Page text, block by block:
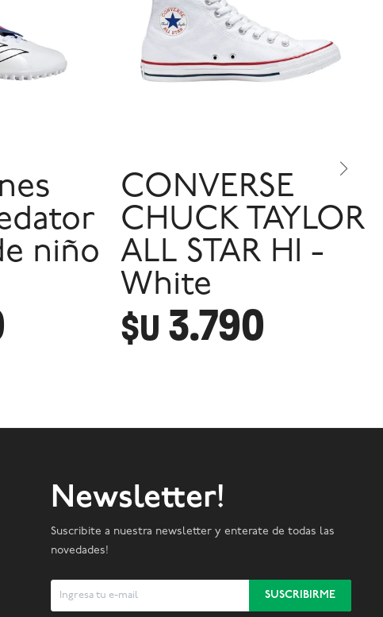
niño
CONVERSE
CHUCK TAYLOR
ALL STAR HI -
White
$U 3.790
Newsletter!
Suscribite a nuestra newsletter y enterate de todas las
novedades!
SUSCRIBIRME